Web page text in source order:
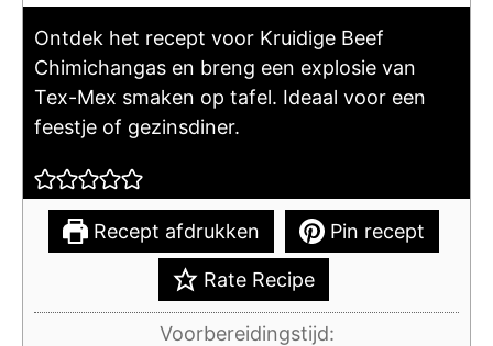
Ontdek het recept voor Kruidige Beef
Chimichangas en breng een explosie van
Tex-Mex smaken op tafel. Ideaal voor een
feestje of gezinsdiner.
Recept afdrukken Pin recept
Rate Recipe
Voorbereidingstijd: